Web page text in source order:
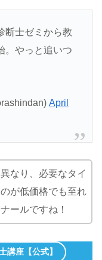
断士ゼミから教
。やっと追いつ
April
なり、必要なタイ
が低価格でも至れ
ールですね！
講座【公式】